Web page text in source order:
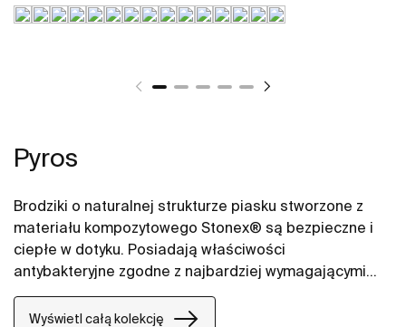
Pyros
Brodziki o naturalnej strukturze piasku stworzone z
materiału kompozytowego Stonex® są bezpieczne i
ciepłe w dotyku. Posiadają właściwości
antybakteryjne zgodne z najbardziej wymagającymi
normami (UNE-EN ISO 846). Wyróżniają się
kompaktowym odpływem o dużym przepływie,
Wyświetl całą kolekcję